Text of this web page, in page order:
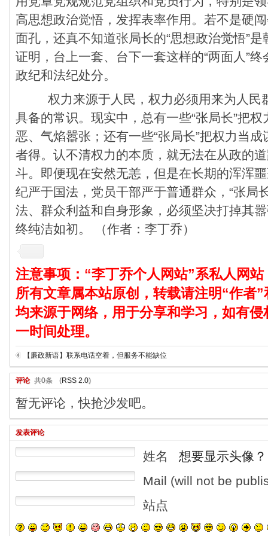
高思想政治觉悟，发挥表率作用。若不是硬
面孔，还真不知道张局长的“思想政治觉悟”
证明，台上一套、台下一套这样的“两面人”
政纪和法纪处分。
权力来源于人民，权力必须用来为人民
具备的常识。现实中，总有一些“张局长”把
恶、气焰嚣张；还有一些“张局长”把权力当
者得。认不清权力的本质，就无法在从政的
斗。即便现在安然无恙，但是在长期的浑浑
纪严于国法，党员干部严于普通群众，“张局
法、群众利益和自身形象，必须坚决打掉其
终纯洁如初。 （作者：李丁乔）
注意事项：“李丁乔个人网站”系私人网
所有文章属本站原创，转载请注明“作者
均来源于网络，用于分享和学习，如有
一时间处理。
【廉政新语】联系电话空着，但服务不能缺位
评论 共0条 (RSS 2.0)
暂无评论，快抢沙发吧。
发表评论
姓名
想要显示头像？
Mail (will not be
站点